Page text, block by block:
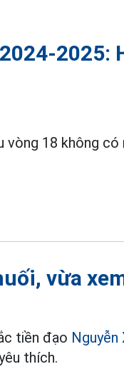
2025:
vòng 18 không có
vừa
tiền đạo Nguyễn
thích.